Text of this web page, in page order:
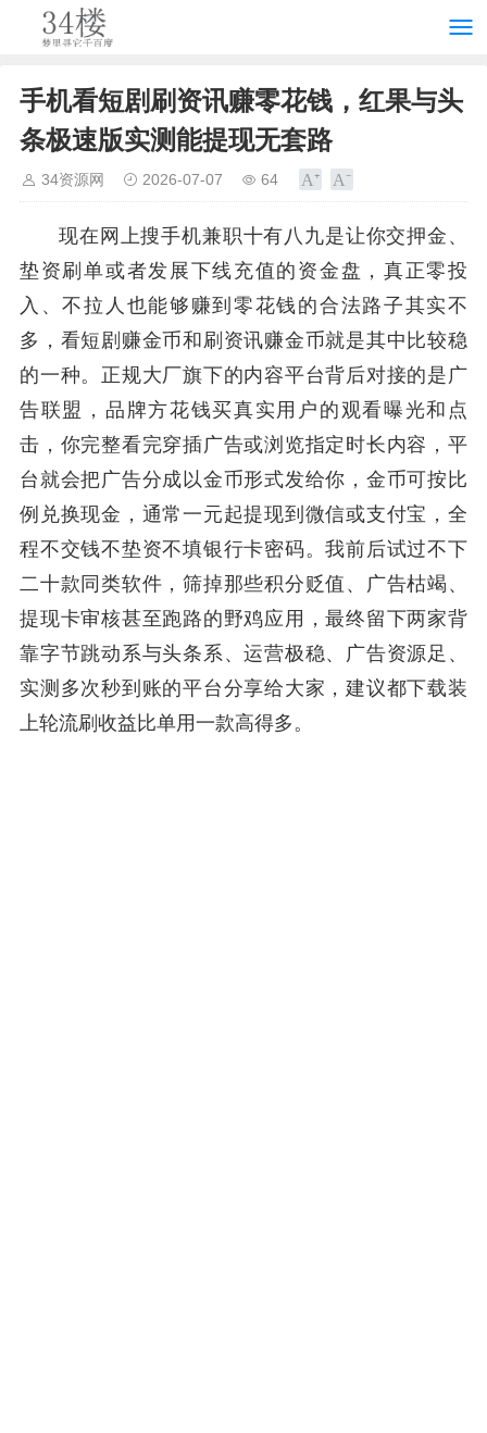
手机看短剧刷资讯赚零花钱，红果与头
条极速版实测能提现无套路
34资源网 2026-07-07 64
现在网上搜手机兼职十有八九是让你交押金、
垫资刷单或者发展下线充值的资金盘，真正零投
入、不拉人也能够赚到零花钱的合法路子其实不
多，看短剧赚金币和刷资讯赚金币就是其中比较稳
的一种。正规大厂旗下的内容平台背后对接的是广
告联盟，品牌方花钱买真实用户的观看曝光和点
击，你完整看完穿插广告或浏览指定时长内容，平
台就会把广告分成以金币形式发给你，金币可按比
例兑换现金，通常一元起提现到微信或支付宝，全
程不交钱不垫资不填银行卡密码。我前后试过不下
二十款同类软件，筛掉那些积分贬值、广告枯竭、
提现卡审核甚至跑路的野鸡应用，最终留下两家背
靠字节跳动系与头条系、运营极稳、广告资源足、
实测多次秒到账的平台分享给大家，建议都下载装
上轮流刷收益比单用一款高得多。